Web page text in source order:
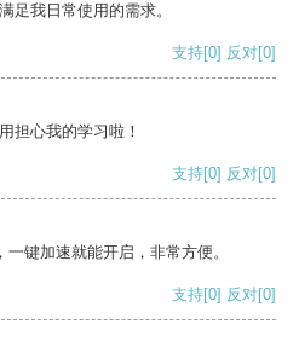
足我日常使用的需求。
支持[0] 反对[0]
担心我的学习啦！
支持[0] 反对[0]
键加速就能开启，非常方便。
支持[0] 反对[0]